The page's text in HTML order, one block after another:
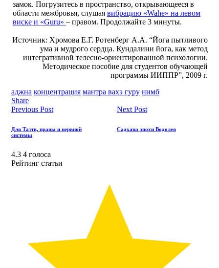
замок. Погрузитесь в пространство, открывающееся в
области межбровья, слушая вибрацию «Wahe» на левом
виске и «Guru» – правом. Продолжайте 3 минуты.
Источник: Хромова Е.Г. Ротенберг А.А. “Йога пытливого
ума и мудрого сердца. Кундалини йога, как метод
интегративной телесно-ориентированной психологии.
Методическое пособие для студентов обучающей
программы ИИППР”, 2009 г.
аджна концентрация мантра вахэ гуру нимб
Share
Previous Post
Для Таттв, праны и нервной
системы
Next Post
Садхана эпохи Водолея
4.3 4 голоса
Рейтинг статьи